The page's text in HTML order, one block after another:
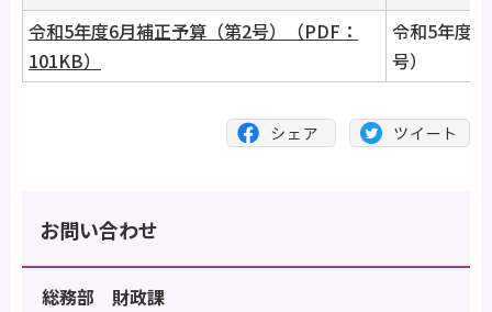
令和5年度6月補正予算（第2号）（PDF：
101KB）
令和5年度6
号）
お問い合わせ
総務部 財政課